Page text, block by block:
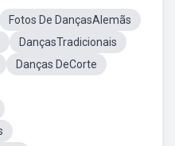
Fotos De DançasAlemãs
DançasTradicionais
Danças DeCorte